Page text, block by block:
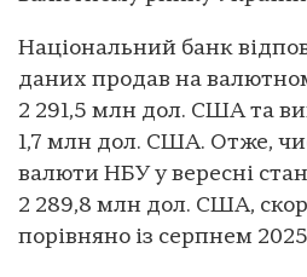
Національний банк
даних продав на
2 291,5 млн дол. США та
1,7 млн дол. США. Отже,
валюти НБУ у вересні
2 289,8 млн дол. США,
порівняно із серпнем